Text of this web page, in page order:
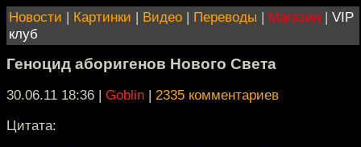
Новости | Картинки | Видео | Переводы | Магазин | VIP
клуб
Геноцид аборигенов Нового Света
30.06.11 18:36 | Goblin | 2335 комментариев
Цитата: